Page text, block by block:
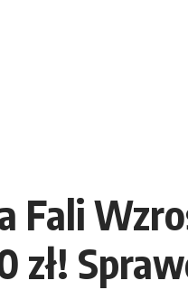
Fali
zł!